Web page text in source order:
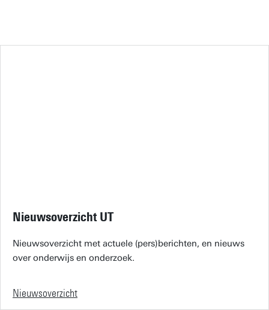
Nieuwsoverzicht UT
Nieuwsoverzicht met actuele (pers)berichten, en nieuws
over onderwijs en onderzoek.
Nieuwsoverzicht